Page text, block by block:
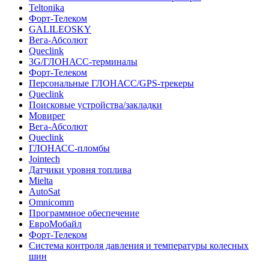
Teltonika
Форт-Телеком
GALILEOSKY
Вега-Абсолют
Queclink
3G/ГЛОНАСС-терминалы
Форт-Телеком
Персональные ГЛОНАСС/GPS-трекеры
Queclink
Поисковые устройства/закладки
Мовирег
Вега-Абсолют
Queclink
ГЛОНАСС-пломбы
Jointech
Датчики уровня топлива
Mielta
AutoSat
Omnicomm
Программное обеспечение
ЕвроМобайл
Форт-Телеком
Система контроля давления и температуры колесных
шин